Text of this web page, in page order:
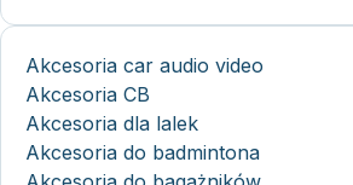
Akcesoria car audio video
Akcesoria CB
Akcesoria dla lalek
Akcesoria do badmintona